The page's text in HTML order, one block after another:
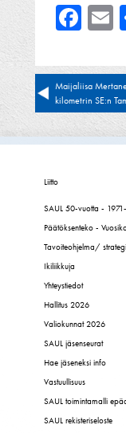
selaus
Maijaliisa
kilometrin SE:n
Liitto
SAUL 50-vuotta -
Päätöksenteko -
Tavoiteohjelma/
Ikiliikkuja
Yhteystiedot
Hallitus 2026
Valiokunnat 2026
SAUL jäsenseurat
Hae jäseneksi info
Vastuullisuus
SAUL toimintamalli
SAUL rekisteriseloste